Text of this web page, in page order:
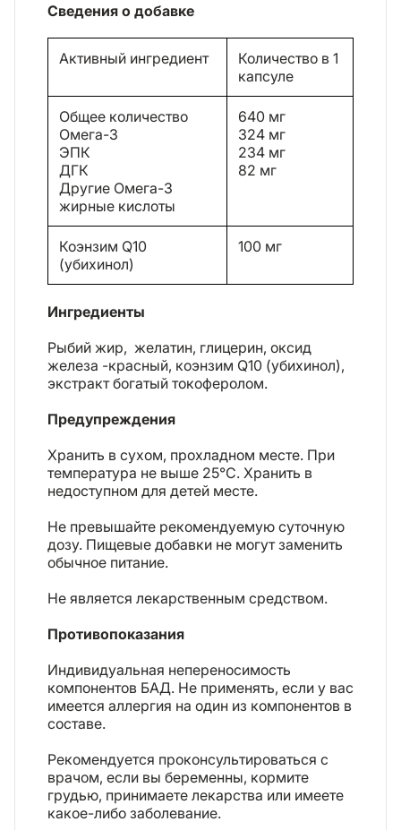
Сведения о добавке
Активный ингредиент
Количество в 1
капсуле
Общее количество
Омега-3
ЭПК
ДГК
Другие Омега-3
жирные кислоты
640 мг
324 мг
234 мг
82 мг
Коэнзим Q10
(убихинол)
100 мг
Ингредиенты
Рыбий жир, желатин, глицерин, оксид
железа -красный, коэнзим Q10 (убихинол),
экстракт богатый токоферолом.
Предупреждения
Хранить в сухом, прохладном месте. При
температура не выше 25°C. Хранить в
недоступном для детей месте.
Не превышайте рекомендуемую суточную
дозу. Пищевые добавки не могут заменить
обычное питание.
Не является лекарственным средством.
Противопоказания
Индивидуальная непереносимость
компонентов БАД. Не применять, если у вас
имеется аллергия на один из компонентов в
составе.
Рекомендуется проконсультироваться с
врачом, если вы беременны, кормите
грудью, принимаете лекарства или имеете
какое-либо заболевание.